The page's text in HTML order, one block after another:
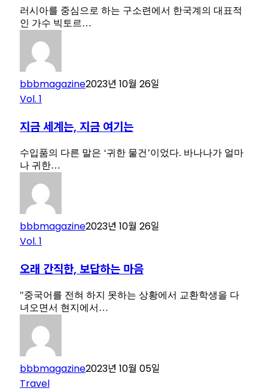
러시아를 중심으로 하는 구소련에서 한국계의 대표적
인 가수 빅토르…
bbbmagazine2023년 10월 26일
Vol. 1
지금 세계는, 지금 여기는
수입품의 다른 말은 ‘귀한 물건’이었다. 바나나가 얼마
나 귀한…
bbbmagazine2023년 10월 26일
Vol. 1
오래 간직한, 보답하는 마음
"중국어를 전혀 하지 못하는 상황에서 교환학생을 다
녀오면서 현지에서…
bbbmagazine2023년 10월 05일
Travel